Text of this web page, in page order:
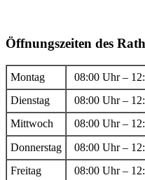
Öffnungszeiten des
Montag 08:00 Uhr –
Dienstag
08:00 Uhr –
Mittwoch
08:00 Uhr –
Donnerstag
08:00 Uhr –
Freitag
08:00 Uhr –